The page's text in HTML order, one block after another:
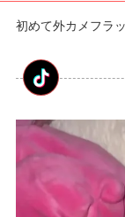
初めて外カメフラ